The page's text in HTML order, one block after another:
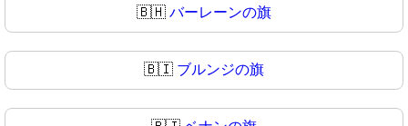
🇧🇭 バーレーンの旗
🇧🇮 ブルンジの旗